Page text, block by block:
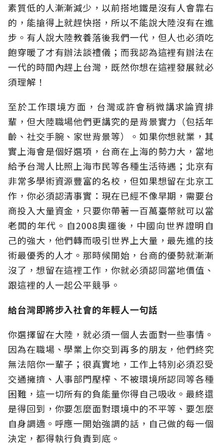
素質低的人漸漸減少，以前搭地鐵是沒有人會靠右
的，能搶得上就趕快搭，所以不能說大陸沒有在進
步。有人說大陸教養落後我們一代，但人也必須吃
飽穿暖了才有辦法談禮儀；而我認為這裡有辦法在
一代的時間內趕上台灣，既然你想在這裡發展就必
須理解！
至於工作環境方面，台灣或許會稍微講求論資排
輩，但大陸職場他們更講究的是背景實力（包括年
齡、社交手腕、家世背景等）。如果你想就業，其
實上海會是個好選項，台商在上海的勢力大，當地
給予台灣人比照上海市民等各種生活待遇；北京有
非常多學術資源豐富的名校，但如果想留在北京工
作，你必須認清事實：現在已經不像早期，需要台
商投入大量資金，只要你帶著一百萬臺幣就可以當
老闆的年代。自2008奧運後，中國向世界證明自
己的強大，他們轉而吸引世界上大量，最先進的技
術最優秀的人才。那時候開始，台商的優勢就漸漸
沒了，想留在這裡工作，你就必須認同當地價值、
跟這裡的人一起公平競爭。
給台灣即將步入社會的年輕人一句話
你選擇留在大陸，就必須一個人去面對一些事情。
因為在職場、學業上你交到再多的朋友，他們終究
無法陪你一輩子；很真實地，工作上特別必須忍受
交通擁擠、人事部門壓榨、不被環境所認同等各種
困難，這一切所有的負能量你得自己吸收。最終還
是得回到，你要怎麼面對環境中的不平等、要怎麼
自身調適。呼應一開始強調的話，自己做的每一個
決定，都得執行負責到底。